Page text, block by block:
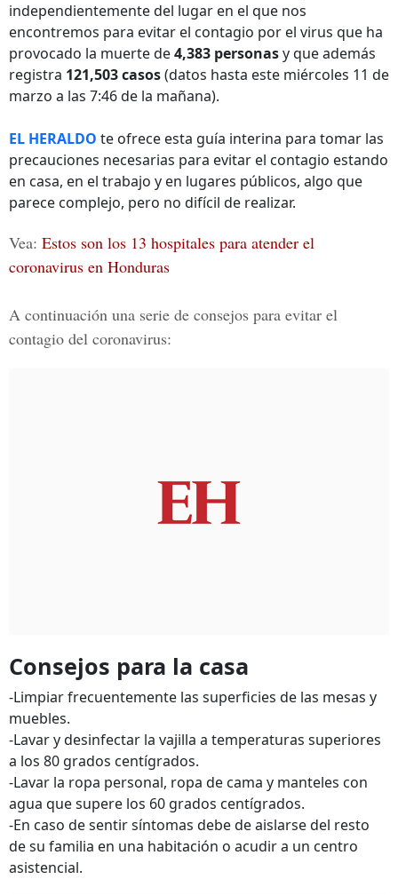
independientemente del lugar en el que nos
encontremos para evitar el contagio por el virus que ha
provocado la muerte de4,383 personasy que además
registra 121,503 casos(datos hasta este miércoles 11 de
marzo a las 7:46 de la mañana).
EL HERALDO te ofrece esta guía interina para tomar las
precauciones necesarias para evitar el contagio estando
en casa, en el trabajo y en lugares públicos, algo que
parece complejo, pero no difícil de realizar.
Vea: Estos son los 13 hospitales para atender el
coronavirus en Honduras
A continuación una serie de consejos para evitar el
contagio del coronavirus:
Consejos para la casa
-Limpiar frecuentemente las superficies de las mesas y
muebles.
-Lavar y desinfectar la vajilla a temperaturas superiores
a los 80 grados centígrados.
-Lavar la ropa personal, ropa de cama y manteles con
agua que supere los 60 grados centígrados.
-En caso de sentir síntomas debe de aislarse del resto
de su familia en una habitación o acudir a un centro
asistencial.